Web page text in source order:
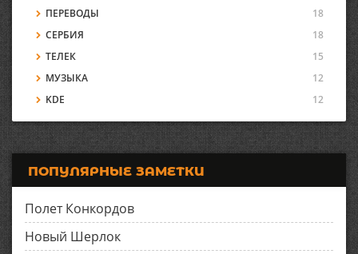
ПЕРЕВОДЫ
18
СЕРБИЯ
18
ТЕЛЕК
15
МУЗЫКА
12
KDE
12
ПОПУЛЯРНЫЕ ЗАМЕТКИ
Полет Конкордов
Новый Шерлок